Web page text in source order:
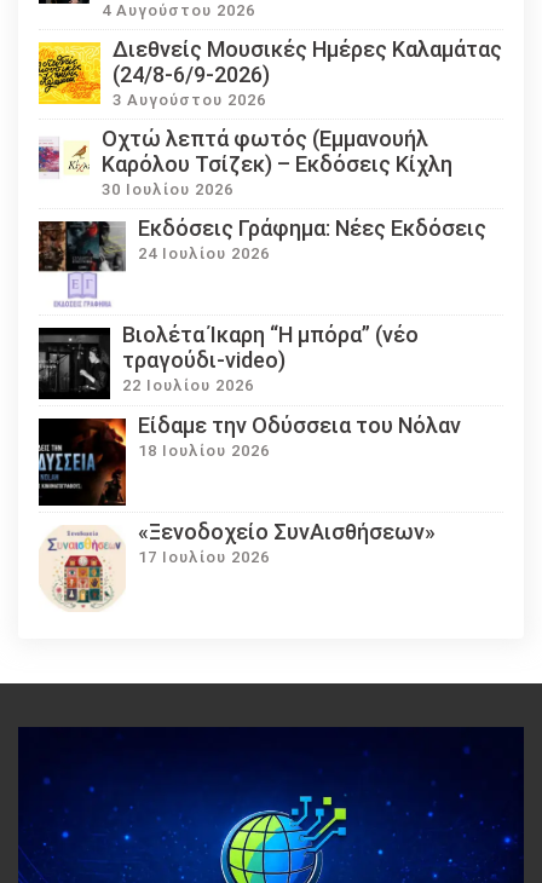
4 Αυγούστου 2026
Διεθνείς Μουσικές Ημέρες Καλαμάτας
(24/8-6/9-2026)
3 Αυγούστου 2026
Οχτώ λεπτά φωτός (Εμμανουήλ
Καρόλου Τσίζεκ) – Εκδόσεις Κίχλη
30 Ιουλίου 2026
Εκδόσεις Γράφημα: Νέες Εκδόσεις
24 Ιουλίου 2026
Βιολέτα Ίκαρη “Η μπόρα” (νέο
τραγούδι-video)
22 Ιουλίου 2026
Eίδαμε την Οδύσσεια του Νόλαν
18 Ιουλίου 2026
«Ξενοδοχείο ΣυνΑισθήσεων»
17 Ιουλίου 2026